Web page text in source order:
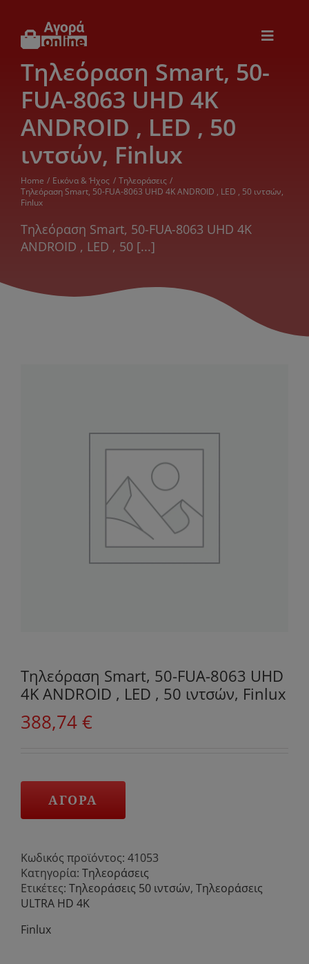
περιεχόμενο
Toggle
Εικόνα & Ήχος
Παιχνίδια
Θέρμανση – Ψύξη
Ηλεκτρονικά
Ξενοδοχεία
Τηλεόραση Smart, 50-
FUA-8063 UHD 4K
ANDROID , LED , 50
ιντσών, Finlux
Home Εικόνα & Ήχος
Τηλεοράσεις
Τηλεόραση Smart, 50-FUA-8063 UHD 4K ANDROID , LED , 50 ιντσών,
Finlux
Τηλεόραση Smart, 50-FUA-8063 UHD 4K
ANDROID , LED , 50 [...]
Τηλεόραση Smart, 50-FUA-8063 UHD
4K ANDROID , LED , 50 ιντσών, Finlux
388,74€
ΑΓΟΡΑ
Κωδικός προϊόντος: 41053
Κατηγορία: Τηλεοράσεις
Ετικέτες: Τηλεοράσεις 50 ιντσών, Τηλεοράσεις
ULTRA HD 4K
Finlux